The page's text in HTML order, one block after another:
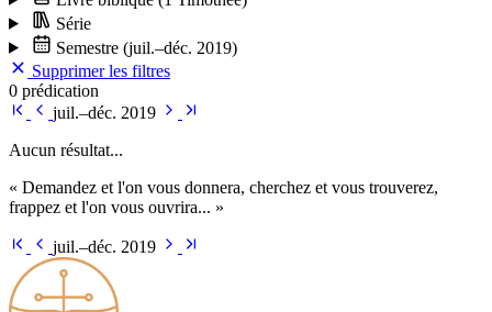
Série
Semestre (juil.–déc. 2019)
Supprimer les filtres
0 prédication
juil.–déc. 2019
Aucun résultat...
« Demandez et l'on vous donnera, cherchez et vous trouverez,
frappez et l'on vous ouvrira... »
juil.–déc. 2019